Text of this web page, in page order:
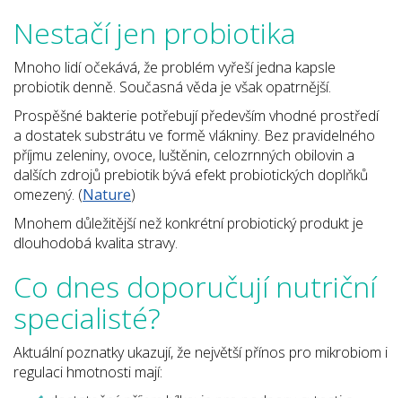
Nestačí jen probiotika
Mnoho lidí očekává, že problém vyřeší jedna kapsle
probiotik denně. Současná věda je však opatrnější.
Prospěšné bakterie potřebují především vhodné prostředí
a dostatek substrátu ve formě vlákniny. Bez pravidelného
příjmu zeleniny, ovoce, luštěnin, celozrnných obilovin a
dalších zdrojů prebiotik bývá efekt probiotických doplňků
omezený. (Nature)
Mnohem důležitější než konkrétní probiotický produkt je
dlouhodobá kvalita stravy.
Co dnes doporučují nutriční
specialisté?
Aktuální poznatky ukazují, že největší přínos pro mikrobiom i
regulaci hmotnosti mají: